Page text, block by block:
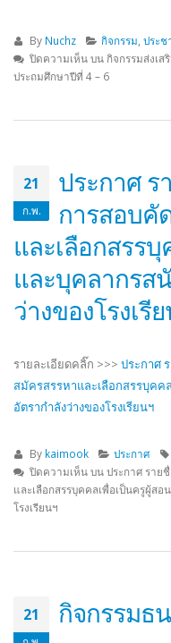
By Nuchz กิจกรรม ,ประ
ปิดความเห็น บน กิจกรรมส่งเส
ประถมศึกษาปีที่ 4 – 6
21
ก.พ.
ประกาศ ร
การสอบคั
และเลือกสรร
และบุคลากรส
ว่างของโรงเรี
รายละเอียดคลิ๊ก >>> ประกาศ
สมัครสรรหาและเลือกสรรบุค
อัตรากำลังว่างของโรงเรียนฯ
By kaimook ประกาศ
ปิดความเห็น บน ประกาศ ราย
และเลือกสรรบุคคลเพื่อเป็นครูผู้ส
โรงเรียนฯ
21
ก.พ.
กิจกรรมธ